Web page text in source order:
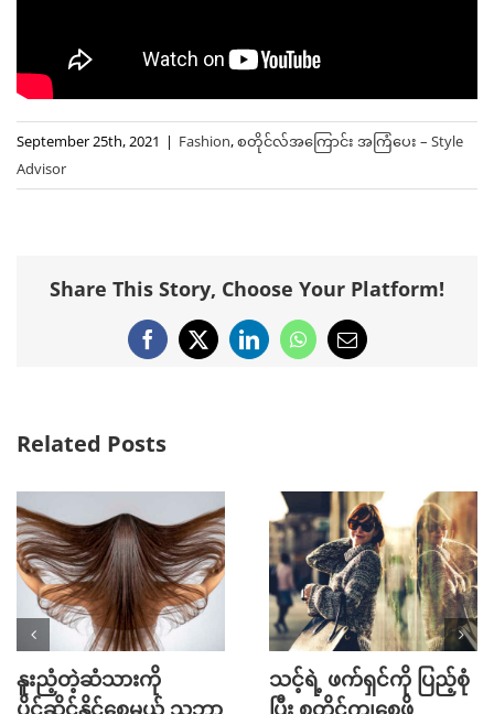
September 25th, 2021 | Fashion,စတိုင်လ်အကြောင်း အကြံပေး – Style
Advisor
Share This Story, Choose Your Platform!
Facebook
X LinkedInWhatsApp
Email
Related Posts
Mini Jeans Skirt ကို စ
တိုင်ကျကျဝတ်လို့ရစေ
Golf အားကစား
ကြိုက်နှစ်သက်သူတို့